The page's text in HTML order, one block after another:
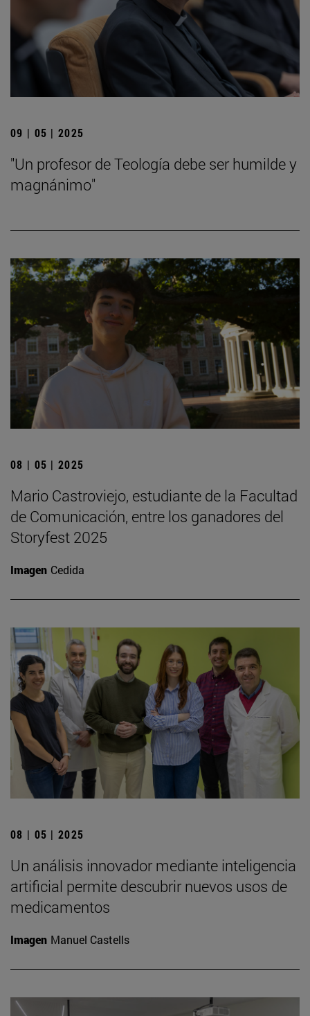
09 | 05 | 2025
"Un profesor de Teología debe ser humilde y
magnánimo"
08 | 05 | 2025
Mario Castroviejo, estudiante de la Facultad
de Comunicación, entre los ganadores del
Storyfest 2025
Imagen Cedida
08 | 05 | 2025
Un análisis innovador mediante inteligencia
artificial permite descubrir nuevos usos de
medicamentos
Imagen Manuel Castells